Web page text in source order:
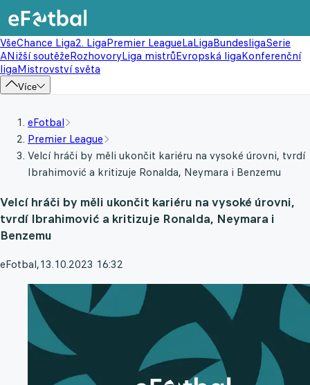
VšeChance Liga2. LigaPremier LeagueLaLigaBundesligaSerie
ANižší soutěžeRozhovoryLiga mistrůEvropská ligaKonferenční
ligaMistrovství světa
Více
eFotbal
Premier League
Velcí hráči by měli ukončit kariéru na vysoké úrovni, tvrdí
Ibrahimović a kritizuje Ronalda, Neymara i Benzemu
Velcí hráči by měli ukončit kariéru na vysoké úrovni,
tvrdí Ibrahimović a kritizuje Ronalda, Neymara i
Benzemu
eFotbal,13.10.2023 16:32